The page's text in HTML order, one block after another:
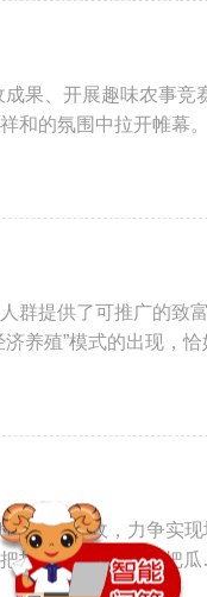
果、开展趣味农事竞
和的氛围中拉开帷幕
群提供了可推广的致
养殖”模式的出现，恰
间进行采收，力争实
打瓜“吞”进机器，把瓜